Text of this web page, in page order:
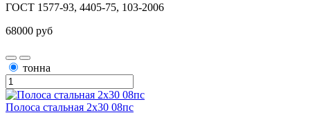
ГОСТ 1577-93, 4405-75, 103-2006
68000 руб
тонна
Полоса стальная 2х30 08пс